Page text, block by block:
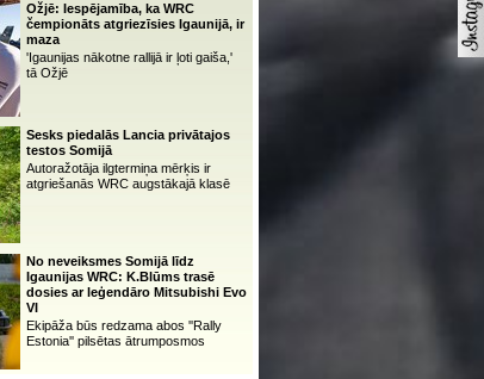
Ožjē: Iespējamība, ka WRC
čempionāts atgriezīsies Igaunijā, ir
maza
'Igaunijas nākotne rallijā ir ļoti gaiša,'
tā Ožjē
Sesks piedalās Lancia privātajos
testos Somijā
Autoražotāja ilgtermiņa mērķis ir
atgriešanās WRC augstākajā klasē
No neveiksmes Somijā līdz
Igaunijas WRC: K.Blūms trasē
dosies ar leģendāro Mitsubishi Evo
VI
Ekipāža būs redzama abos ''Rally
Estonia'' pilsētas ātrumposmos